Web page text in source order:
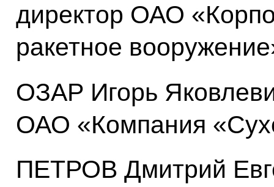
директор ОАО
ракетное
ОЗАР Игорь
ОАО «Компания
ПЕТРОВ Дмитрий